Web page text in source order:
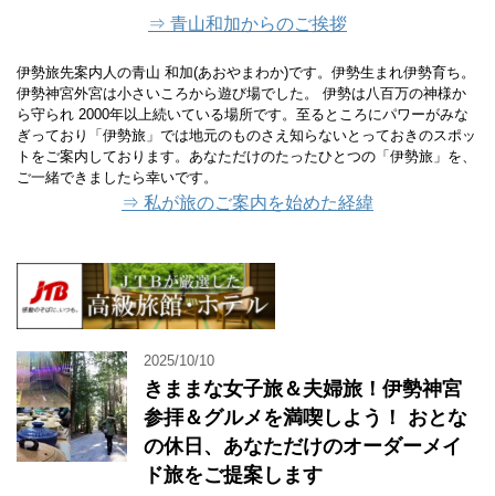
⇒ 青山和加からのご挨拶
伊勢旅先案内人の青山 和加(あおやまわか)です。伊勢生まれ伊勢育ち。
伊勢神宮外宮は小さいころから遊び場でした。 伊勢は八百万の神様か
ら守られ 2000年以上続いている場所です。至るところにパワーがみな
ぎっており「伊勢旅」では地元のものさえ知らないとっておきのスポッ
トをご案内しております。あなただけのたったひとつの「伊勢旅」を、
ご一緒できましたら幸いです。
⇒ 私が旅のご案内を始めた経緯
2025/10/10
きままな女子旅＆夫婦旅！伊勢神宮
参拝＆グルメを満喫しよう！ おとな
の休日、あなただけのオーダーメイ
ド旅をご提案します